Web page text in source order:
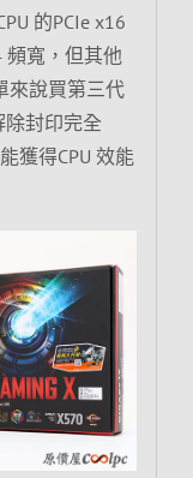
的PCIe x16
頻寬，但其他
來說買第三代
除封印完全
獲得CPU 效能